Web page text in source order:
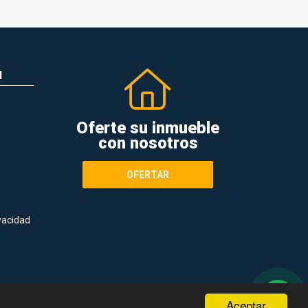
Oferte su inmueble
con nosotros
OFERTAR
Términos de servicio y privacidad